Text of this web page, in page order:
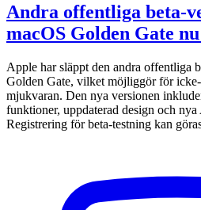
Andra offentliga beta-
macOS Golden Gate
Apple har släppt den andra offentliga
Golden Gate, vilket möjliggör för icke-
mjukvaran. Den nya versionen
funktioner, uppdaterad design och
Registrering för beta-testning kan